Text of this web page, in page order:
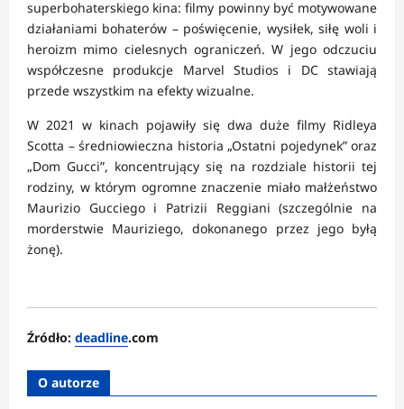
superbohaterskiego kina: filmy powinny być motywowane
działaniami bohaterów – poświęcenie, wysiłek, siłę woli i
heroizm mimo cielesnych ograniczeń. W jego odczuciu
współczesne produkcje Marvel Studios i DC stawiają
przede wszystkim na efekty wizualne.
W 2021 w kinach pojawiły się dwa duże filmy Ridleya
Scotta – średniowieczna historia „Ostatni pojedynek” oraz
„Dom Gucci”, koncentrujący się na rozdziale historii tej
rodziny, w którym ogromne znaczenie miało małżeństwo
Maurizio Gucciego i Patrizii Reggiani (szczególnie na
morderstwie Mauriziego, dokonanego przez jego byłą
żonę).
Źródło: deadline.com
O autorze